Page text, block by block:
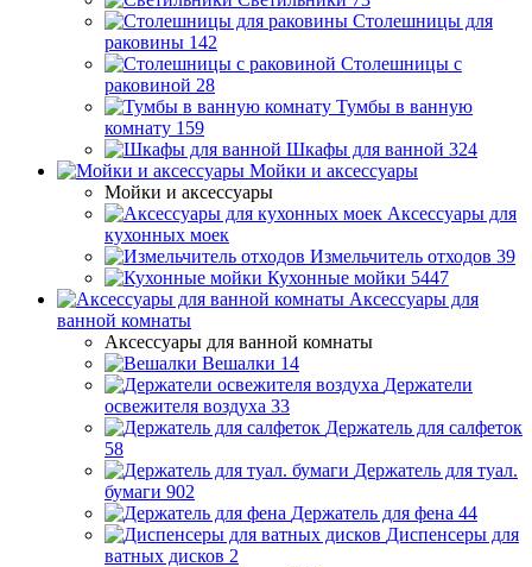
Столешницы для
раковины 142
Столешницы с
раковиной 28
Тумбы в ванную
комнату 159
Шкафы для ванной 324
Мойки и аксессуары
Мойки и аксессуары
Аксессуары для
кухонных моек
Измельчитель отходов 39
Кухонные мойки 5447
Аксессуары для
ванной комнаты
Аксессуары для ванной комнаты
Вешалки 14
Держатели
освежителя воздуха 33
Держатель для салфеток
58
Держатель для туал.
бумаги 902
Держатель для фена 44
Диспенсеры для
ватных дисков 2